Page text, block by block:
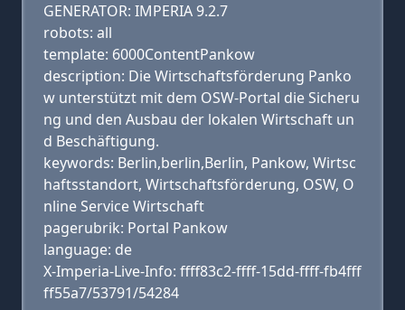
GENERATOR: IMPERIA 9.2.7
robots: all
template: 6000ContentPankow
description: Die Wirtschaftsförderung Panko
w unterstützt mit dem OSW-Portal die Sicheru
ng und den Ausbau der lokalen Wirtschaft un
d Beschäftigung.
keywords: Berlin,berlin,Berlin, Pankow, Wirtsc
haftsstandort, Wirtschaftsförderung, OSW, O
nline Service Wirtschaft
pagerubrik: Portal Pankow
language: de
X-Imperia-Live-Info: ffff83c2-ffff-15dd-ffff-fb4fff
ff55a7/53791/54284